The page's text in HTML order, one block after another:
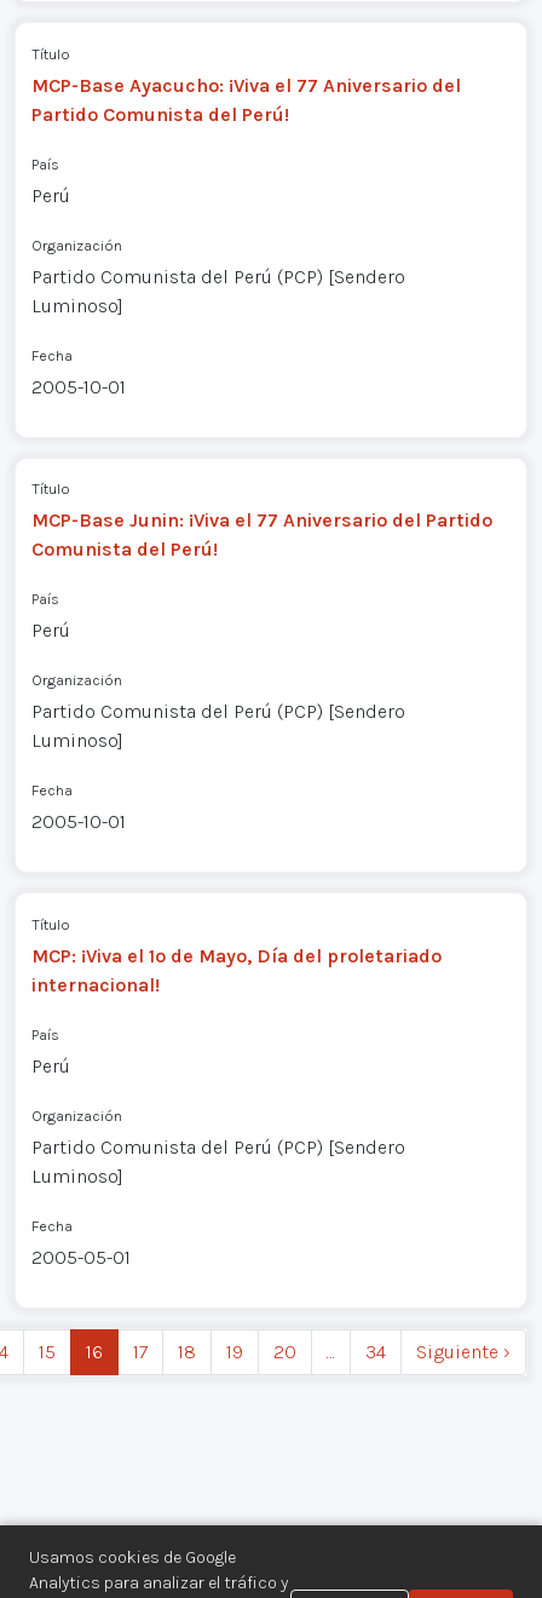
Usamos cookies de Google
Analytics para analizar el tráfico y
Título
MCP-Base Ayacucho: ¡Viva el 77 Aniversario del
Partido Comunista del Perú!
País
Perú
Organización
Partido Comunista del Perú (PCP) [Sendero
Luminoso]
Fecha
2005-10-01
Título
MCP-Base Junin: ¡Viva el 77 Aniversario del Partido
Comunista del Perú!
País
Perú
Organización
Partido Comunista del Perú (PCP) [Sendero
Luminoso]
Fecha
2005-10-01
Título
MCP: ¡Viva el 1º de Mayo, Día del proletariado
internacional!
País
Perú
Organización
Partido Comunista del Perú (PCP) [Sendero
Luminoso]
Fecha
2005-05-01
15 16 17 18 19 20 … 34 Siguiente ›